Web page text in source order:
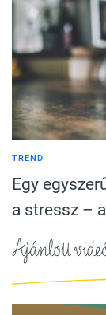
TREND
Egy
a stressz –
Ajánlott